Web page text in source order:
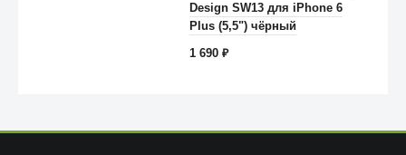
Anker
Design SW13 для iPhone 6
Plus (5,5") чёрный
1 690₽